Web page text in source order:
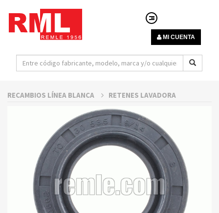
MI CUENTA
RECAMBIOS LÍNEA BLANCA RETENES LAVADORA